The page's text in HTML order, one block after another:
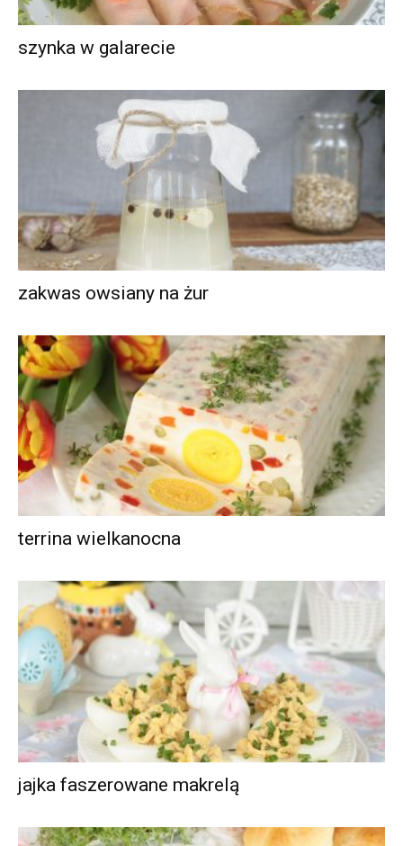
szynka w galarecie
zakwas owsiany na żur
terrina wielkanocna
jajka faszerowane makrelą